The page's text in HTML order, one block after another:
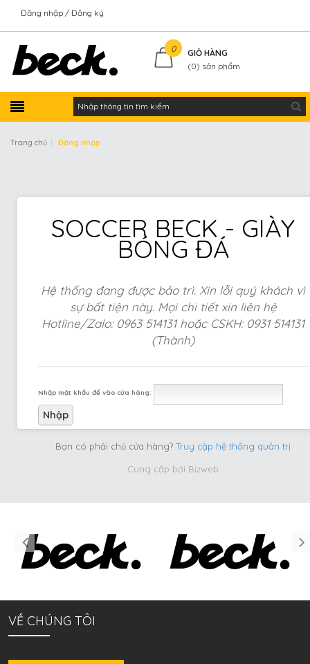
Đăng nhập Đăng ký
0
GIỎ HÀNG
(0) sản phẩm
Trang chủ Đăng nhập
SOCCER BECK - GIÀY
BÓNG ĐÁ
Hệ thống đang được bảo trì. Xin lỗi quý khách vì
sự bất tiện này. Mọi chi tiết xin liên hệ
Hotline/Zalo: 0963 514131 hoặc CSKH: 0931 514131
(Thành)
Nhập mật khẩu để vào cửa hàng:
Bạn có phải chủ cửa hàng? Truy cập hệ thống quản trị
Cung cấp bởi Bizweb
VỀ CHÚNG TÔI